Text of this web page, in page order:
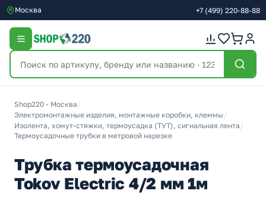
Москва +7 (499) 220-88-88
Shop220 - Москва /
Электромонтажные изделия, монтажные коробки, клеммы /
Изолента, хомут-стяжки, термоусадка (ТУТ), сигнальная лента /
Термоусадочные трубки в метровой нарезке
Трубка термоусадочная
Tokov Electric 4/2 мм 1м